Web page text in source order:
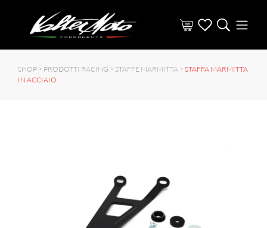
SHOP > PRODOTTI RACING > STAFFE MARMITTA > STAFFA MARMITTA
IN ACCIAIO